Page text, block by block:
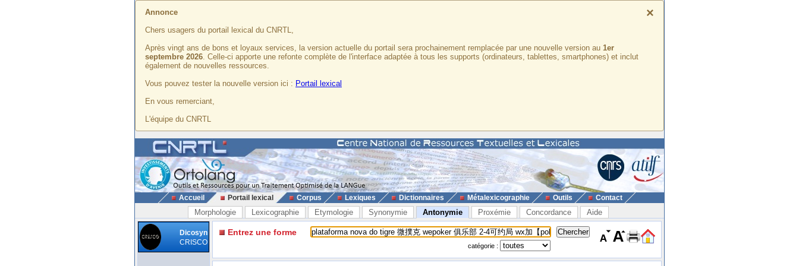
×
Annonce
Chers usagers du portail lexical du CNRTL,
Après vingt ans de bons et loyaux services, la version actuelle du portail sera prochainement remplacée par une nouvelle version au 1er
septembre 2026. Celle-ci apporte une refonte complète de l'interface adaptée à tous les supports (ordinateurs, tablettes, smartphones) et inclut
également de nouvelles ressources.
Vous pouvez tester la nouvelle version ici : Portail lexical
En vous remerciant,
L'équipe du CNRTL
Accueil Portail lexical Corpus Lexiques Dictionnaires Métalexicographie Outils Contact
Morphologie Lexicographie Etymologie Synonymie Antonymie Proxémie Concordance Aide
Dicosyn
CRISCO
Entrez une forme
catégorie :